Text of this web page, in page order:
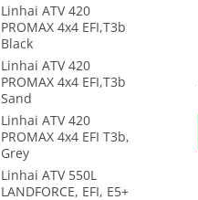
Linhai ATV 420
PROMAX 4x4 EFI,T3b
Black
Linhai ATV 420
PROMAX 4x4 EFI,T3b
Sand
Linhai ATV 420
PROMAX 4x4 EFI T3b,
Grey
Linhai ATV 550L
LANDFORCE, EFI, E5+